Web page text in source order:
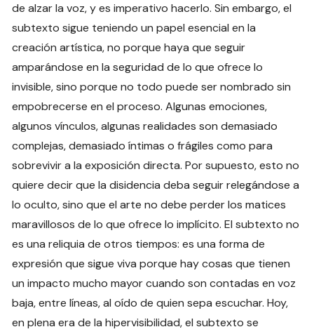
de alzar la voz, y es imperativo hacerlo. Sin embargo, el
subtexto sigue teniendo un papel esencial en la
creación artística, no porque haya que seguir
amparándose en la seguridad de lo que ofrece lo
invisible, sino porque no todo puede ser nombrado sin
empobrecerse en el proceso. Algunas emociones,
algunos vínculos, algunas realidades son demasiado
complejas, demasiado íntimas o frágiles como para
sobrevivir a la exposición directa. Por supuesto, esto no
quiere decir que la disidencia deba seguir relegándose a
lo oculto, sino que el arte no debe perder los matices
maravillosos de lo que ofrece lo implícito. El subtexto no
es una reliquia de otros tiempos: es una forma de
expresión que sigue viva porque hay cosas que tienen
un impacto mucho mayor cuando son contadas en voz
baja, entre líneas, al oído de quien sepa escuchar. Hoy,
en plena era de la hipervisibilidad, el subtexto se